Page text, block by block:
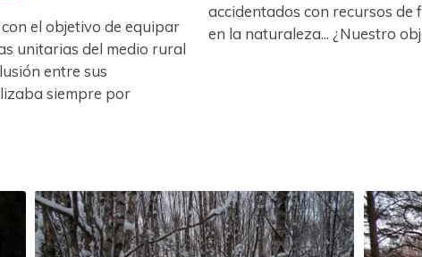
el objetivo de equipar
unitarias del medio rural
entre sus
siempre por
accidentados con recursos
en la naturaleza... ¿Nuestro